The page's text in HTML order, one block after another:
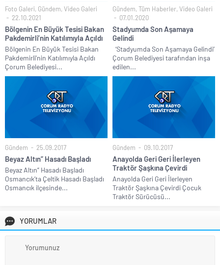
Foto Galeri, Gündem, Video Galeri
22.10.2021
Bölgenin En Büyük Tesisi Bakan
Pakdemirli’nin Katılımıyla Açıldı
Bölgenin En Büyük Tesisi Bakan
Pakdemirli’nin Katılımıyla Açıldı
Çorum Belediyesi...
Gündem, Tüm Haberler, Video Galeri
07.01.2020
Stadyumda Son Aşamaya
Gelindi
‘Stadyumda Son Aşamaya Gelindi’
Çorum Belediyesi tarafından inşa
edilen...
Gündem 25.09.2017
Beyaz Altın” Hasadı Başladı
Beyaz Altın” Hasadı Başladı
Osmancık’ta Çeltik Hasadı Başladı
Osmancık ilçesinde...
Gündem 09.10.2017
Anayolda Geri Geri İlerleyen
Traktör Şaşkına Çevirdi
Anayolda Geri Geri İlerleyen
Traktör Şaşkına Çevirdi Çocuk
Traktör Sürücüsü...
YORUMLAR